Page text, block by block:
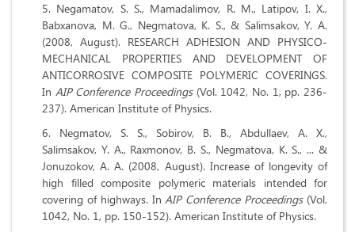
Negamatov, S. S., Mamadalimov, R. M., Latipov, I. X.,
Babxanova, M. G., Negmatova, K. S., & Salimsakov, Y. A.
(2008, August). RESEARCH ADHESION AND PHYSICO‐
MECHANICAL PROPERTIES AND DEVELOPMENT OF
ANTICORROSIVE COMPOSITE POLYMERIC COVERINGS.
In AIP Conference Proceedings(Vol. 1042, No. 1, pp. 236-
237). American Institute of Physics.
Negmatov, S. S., Sobirov, B. B., Abdullaev, A. X.,
Salimsakov, Y. A., Raxmonov, B. S., Negmatova, K. S., ... &
Jonuzokov, A. A. (2008, August). Increase of longevity of
high filled composite polymeric materials intended for
covering of highways. InAIP Conference Proceedings(Vol.
1042, No. 1, pp. 150-152). American Institute of Physics.